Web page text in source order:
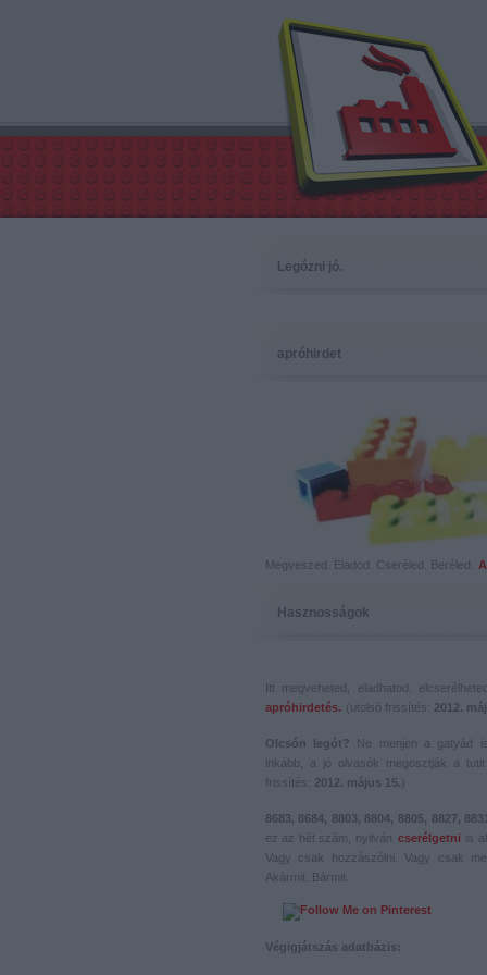
Legózni jó.
apróhirdet
Megveszed. Eladod. Cseréled. Beréled.
Hasznosságok
Itt megveheted, eladhatod,
apróhirdetés. (utolsó frissítés: 2012.
Olcsón legót? Ne menjen a gatyád
inkább, a jó olvasók megosztják a
frissítés: 2012. május 15.)
8683, 8684, 8803, 8804, 8805, 8827, 8831
ez az hét szám, nyilván
cserélgetni
is
Vagy csak hozzászólni. Vagy csak
Akármit. Bármit.
Végigjátszás adatbázis: